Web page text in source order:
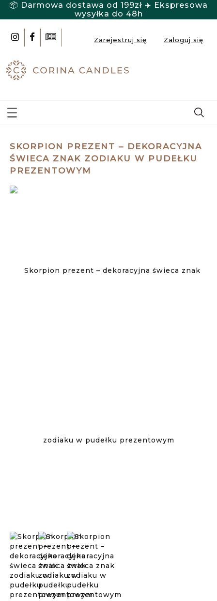
📦 Darmowa dostawa od 199zł ✈️ Ekspresowa
wysyłka do 48h
Zarejestruj się Zaloguj się
SKORPION PREZENT – DEKORACYJNA
ŚWIECA ZNAK ZODIAKU W PUDEŁKU
PREZENTOWYM